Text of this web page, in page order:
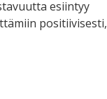
esiintyy
positiivisesti,